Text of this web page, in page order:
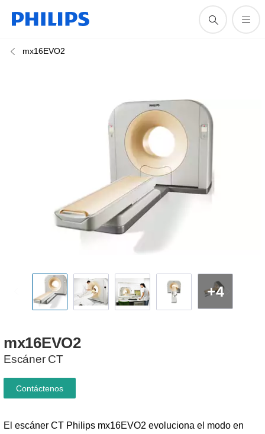
mx16EVO2
+4
mx16EVO2
Escáner CT
El escáner CT Philips mx16EVO2 evoluciona el modo en
Contáctenos